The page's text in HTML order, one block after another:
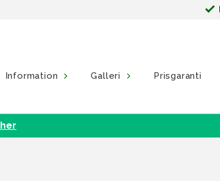
Information Galleri Prisgaranti
her